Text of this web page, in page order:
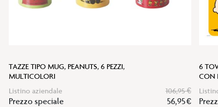
TAZZE TIPO MUG, PEANUTS, 6 PEZZI,
MULTICOLORI
Listino aziendale
106,95 €
Prezzo speciale 56,95 €
6
CON